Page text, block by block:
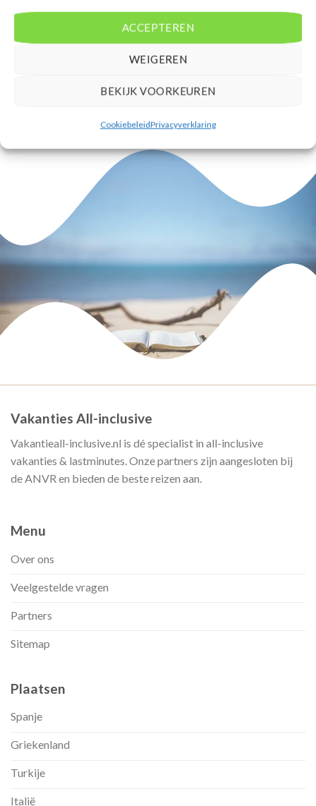
ACCEPTEREN
WEIGEREN
BEKIJK VOORKEUREN
CookiebeleidPrivacyverklaring
gezinsvriendelijke vakanties. De pakketten
omvatten accommodatie, vluchten en transfer.
gebruiksvriendelijke functies die deze site te bieden
Femke van Rees/Rotterdam
Vakanties All-inclusive
Vakantieall-inclusive.nl is dé specialist in all-inclusive
vakanties & lastminutes. Onze partners zijn aangesloten bij
de ANVR en bieden de beste reizen aan.
Menu
Over ons
Veelgestelde vragen
Partners
Sitemap
Plaatsen
Spanje
Griekenland
Turkije
Italië